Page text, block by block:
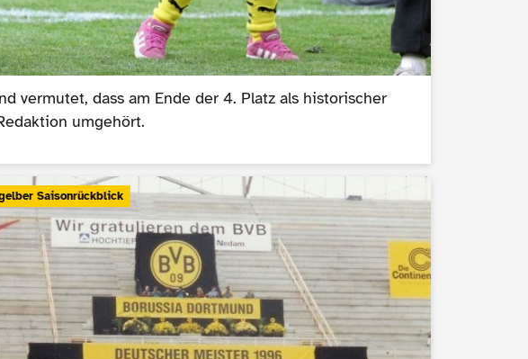
vermutet, dass am Ende der 4. Platz als historischer
umgehört.
Saisonrückblick